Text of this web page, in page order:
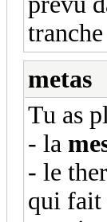
metas
Tu as
- la
- le
qui fait